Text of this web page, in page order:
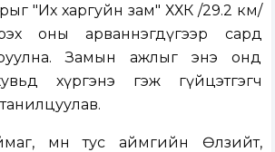
"Их харгуйн зам" ХХК /29.2 км/
оны арваннэгдүгээр сард
Замын ажлыг энэ онд
хүргэнэ гэж гүйцэтгэгч
мөн тус аймгийн Өлзийт,